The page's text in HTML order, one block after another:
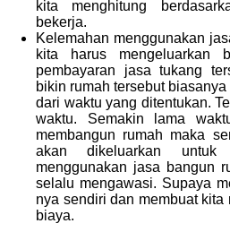
kita menghitung
bekerja.
Kelemahan menggunakan
kita harus mengeluarkan
pembayaran jasa tukang
bikin rumah tersebut
dari waktu yang ditentukan.
waktu. Semakin lama
membangun rumah maka
akan dikeluarkan untuk
menggunakan jasa bangun
selalu mengawasi. Supaya
nya sendiri dan membuat
biaya.